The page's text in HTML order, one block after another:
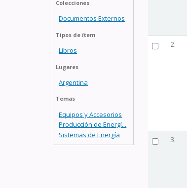
Colecciones
Documentos Externos
Tipos de ítem
Libros
Lugares
Argentina
Temas
Equipos y Accesorios
Producción de Energí...
Sistemas de Energía
2.
3.